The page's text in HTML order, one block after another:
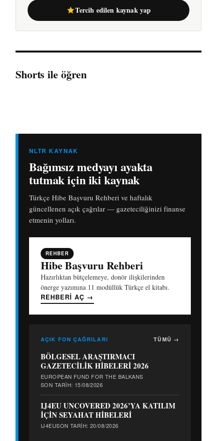
Tercih edilen kaynak yap
Shorts ile öğren
NLTR KAYNAK
Bağımsız medyayı ayakta
tutmak için iki kaynak
Türkçe Hibe Başvuru Rehberi ve haftalık
güncellenen açık çağrılar — gazeteciliğinizi finanse
etmenin yolları.
REHBER
Hibe Başvuru Rehberi
Hazırlıktan bütçelemeye, donör ilişkilerinden
önerge yazımına 11 modüllük Türkçe el kitabı.
REHBERI AÇ →
AÇIK FON ÇAĞRILARI TÜMÜ →
BÖLGESEL ARAŞTIRMACI
GAZETECİLİK HİBELERİ 2026
EUROPEAN FUND FOR THE BALKANS
SON TARIH: 15/08/2026
IJ4EU UNCOVERED 2026’YA KATILIM
İÇİN SEYAHAT HİBELERİ
IJ4EUSON TARIH: 20/08/2026